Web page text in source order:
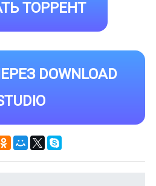
ТОРРЕНТ
DOWNLOAD